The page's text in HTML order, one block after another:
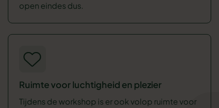
open eindes dus.
Ruimte voor luchtigheid en plezier
Tijdens de workshop is er ook volop ruimte voor